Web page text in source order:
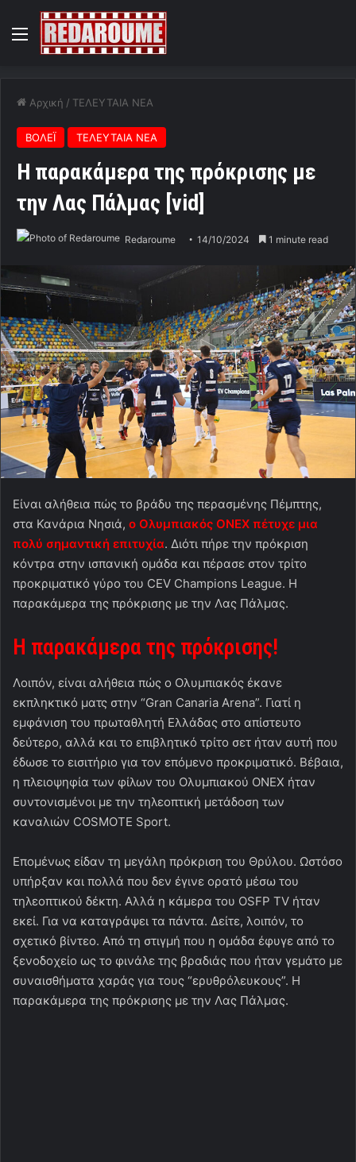
Menu
Αρχική / ΤΕΛΕΥΤΑΙΑ ΝΕΑ
ΒΟΛΕΪ ΤΕΛΕΥΤΑΙΑ ΝΕΑ
Η παρακάμερα της πρόκρισης με
την Λας Πάλμας [vid]
Redaroume 14/10/2024 1 minute read
Είναι αλήθεια πώς το βράδυ της περασμένης Πέμπτης,
στα Κανάρια Νησιά, ο Ολυμπιακός ONEX πέτυχε μια
πολύ σημαντική επιτυχία. Διότι πήρε την πρόκριση
κόντρα στην ισπανική ομάδα και πέρασε στον τρίτο
προκριματικό γύρο του CEV Champions League. Η
παρακάμερα της πρόκρισης με την Λας Πάλμας.
Η παρακάμερα της πρόκρισης!
Λοιπόν, είναι αλήθεια πώς ο Ολυμπιακός έκανε
εκπληκτικό ματς στην “Gran Canaria Arena”. Γιατί η
εμφάνιση του πρωταθλητή Ελλάδας στο απίστευτο
δεύτερο, αλλά και το επιβλητικό τρίτο σετ ήταν αυτή που
έδωσε το εισιτήριο για τον επόμενο προκριματικό. Βέβαια,
η πλειοψηφία των φίλων του Ολυμπιακού ONEX ήταν
συντονισμένοι με την τηλεοπτική μετάδοση των
καναλιών COSMOTE Sport.
Επομένως είδαν τη μεγάλη πρόκριση του Θρύλου. Ωστόσο
υπήρξαν και πολλά που δεν έγινε ορατό μέσω του
τηλεοπτικού δέκτη. Αλλά η κάμερα του OSFP TV ήταν
εκεί. Για να καταγράψει τα πάντα. Δείτε, λοιπόν, το
σχετικό βίντεο. Από τη στιγμή που η ομάδα έφυγε από το
ξενοδοχείο ως το φινάλε της βραδιάς που ήταν γεμάτο με
συναισθήματα χαράς για τους “ερυθρόλευκους”. Η
παρακάμερα της πρόκρισης με την Λας Πάλμας.